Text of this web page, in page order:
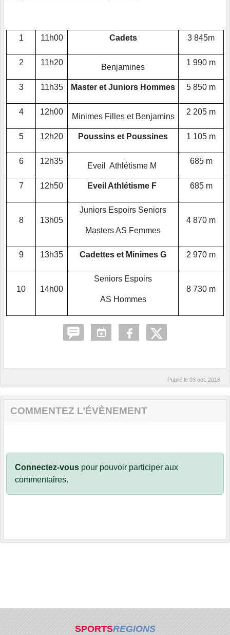
1 11h00 Cadets 3 845m
2 11h20
Benjamines
1 990 m
3 11h35 Master et Juniors Hommes 5 850 m
4 12h00
Minimes Filles et Benjamins
2 205 m
5 12h20 Poussins et Poussines 1 105 m
6 12h35
Eveil Athlétisme M
685 m
7 12h50 Eveil Athlétisme F 685 m
8 13h05
Juniors Espoirs Seniors
Masters AS Femmes
4 870 m
9 13h35 Cadettes et Minimes G 2 970 m
10 14h00
Seniors Espoirs
AS Hommes
8 730 m
Publié le 03 oct. 2016
COMMENTEZ L’ÉVÈNEMENT
Connectez-vous pour pouvoir participer aux
commentaires.
SPORTSREGIONS